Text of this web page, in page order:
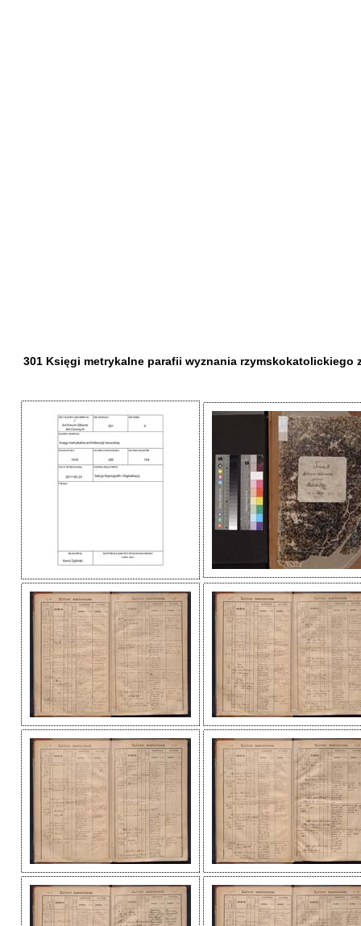
301 Księgi metrykalne parafii wyznania rzymskokatolickiego